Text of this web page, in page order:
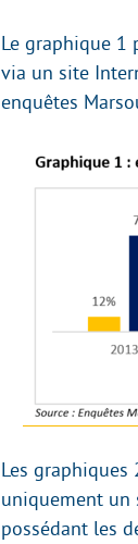
Le graphique 1
via un site
enquêtes
Les
uniquement un
possédant les